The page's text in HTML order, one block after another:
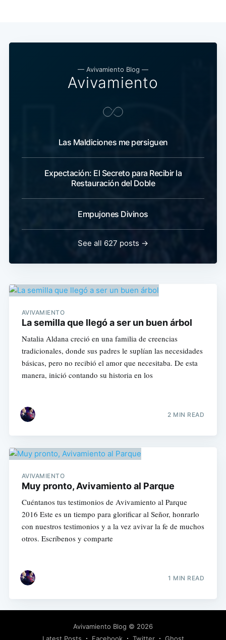
— Avivamiento Blog —
Avivamiento
Las Maldiciones me persiguen
Expectación: El Secreto para Recibir la
Restauración del Doble
Empujones Divinos
See all 627 posts →
AVIVAMIENTO
La semilla que llegó a ser un buen árbol
Natalia Aldana creció en una familia de creencias
tradicionales, donde sus padres le suplían las necesidades
básicas, pero no recibió el amor que necesitaba. De esta
manera, inició contando su historia en los
2 MIN READ
AVIVAMIENTO
Muy pronto, Avivamiento al Parque
Cuéntanos tus testimonios de Avivamiento al Parque
2016 Este es un tiempo para glorificar al Señor, honrarlo
con nuestros testimonios y a la vez avivar la fe de muchos
otros. Escríbenos y comparte
1 MIN READ
Avivamiento Blog © 2026